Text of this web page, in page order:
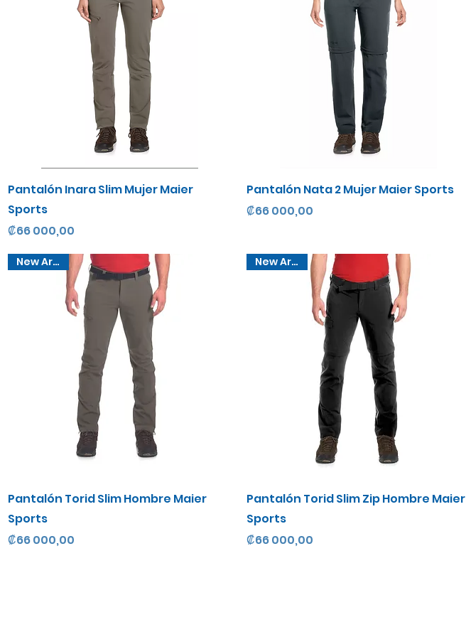
Vista rápida
Pantalón Inara Slim Mujer Maier
Sports
Precio
₡66 000,00
Vista rápida
Pantalón Nata 2 Mujer Maier Sports
Precio
₡66 000,00
Vista rápida
New Arrival
Pantalón Torid Slim Hombre Maier
Sports
Precio
₡66 000,00
Vista rápida
New Arrival
Pantalón Torid Slim Zip Hombre Maier
Sports
Precio
₡66 000,00